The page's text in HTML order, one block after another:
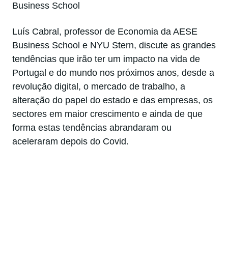
Business School
Luís Cabral, professor de Economia da AESE
Business School e NYU Stern, discute as grandes
tendências que irão ter um impacto na vida de
Portugal e do mundo nos próximos anos, desde a
revolução digital, o mercado de trabalho, a
alteração do papel do estado e das empresas, os
sectores em maior crescimento e ainda de que
forma estas tendências abrandaram ou
aceleraram depois do Covid.